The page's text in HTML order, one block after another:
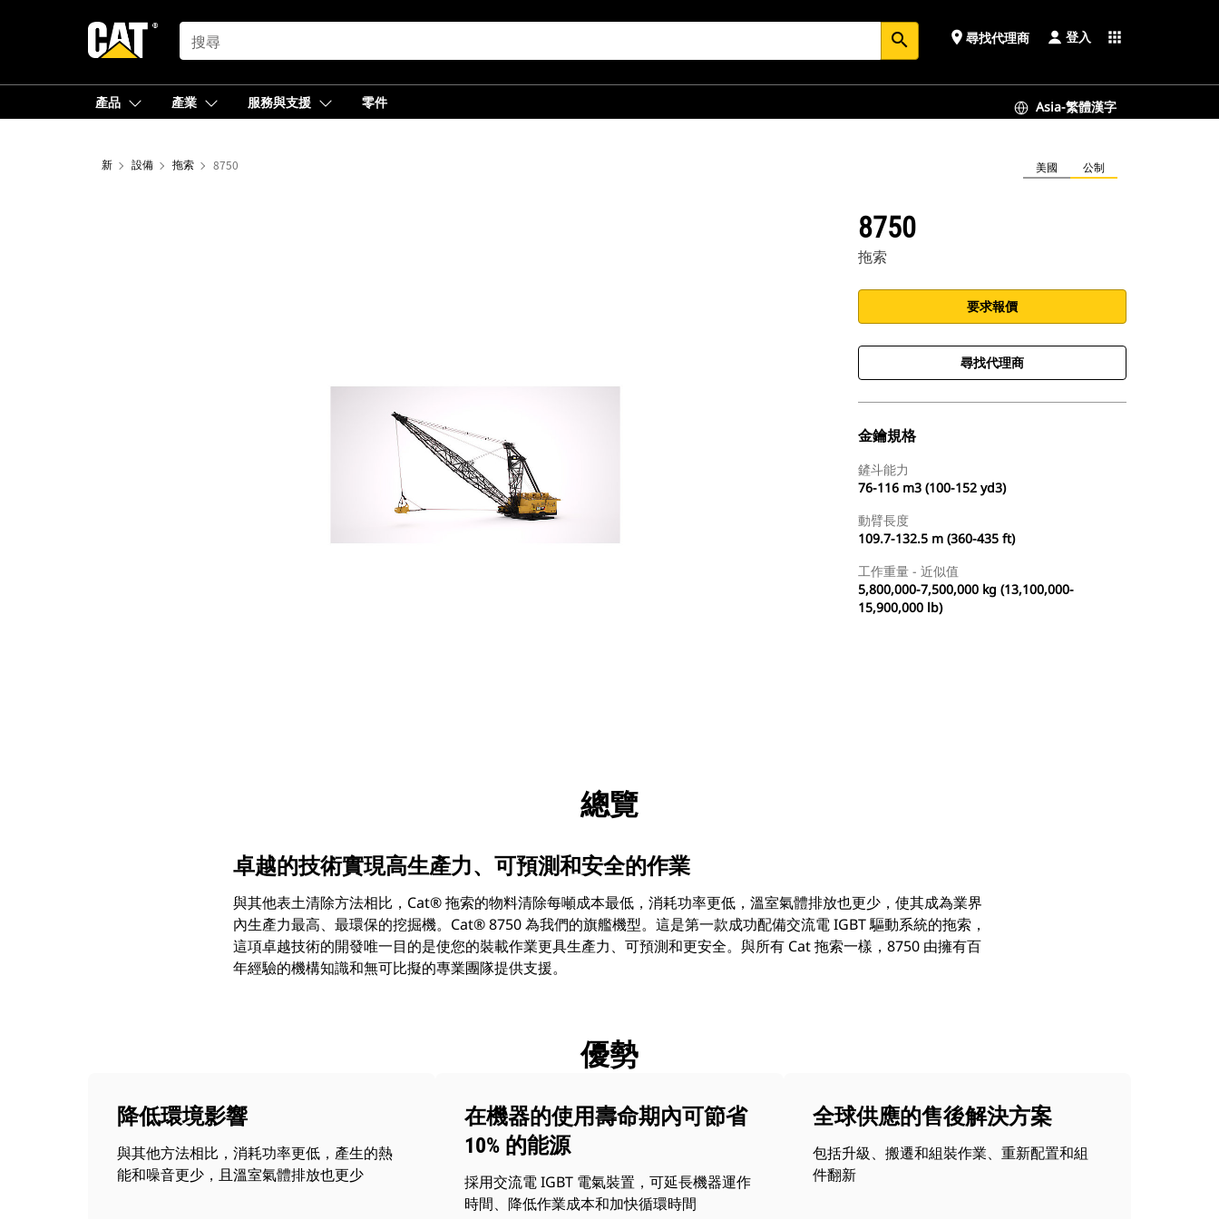
SEARCH search place 尋找代理商 登入 apps
產品 產業 服務與支援 零件 Asia-繁體漢字
新 設備 拖索 8750 美國 公制
8750
拖索
要求報價
尋找代理商
金鑰規格
鏟斗能力
76-116 m3 (100-152 yd3)
動臂長度
109.7-132.5 m (360-435 ft)
工作重量 - 近似值
5,800,000-7,500,000 kg (13,100,000-
15,900,000 lb)
導覽
總覽
卓越的技術實現高生產力、可預測和安全的作業
與其他表土清除方法相比，Cat® 拖索的物料清除每噸成本最低，消耗功率更低，溫室氣體排放也更少，使其成為業界
內生產力最高、最環保的挖掘機。Cat® 8750 為我們的旗艦機型。這是第一款成功配備交流電 IGBT 驅動系統的拖索，
這項卓越技術的開發唯一目的是使您的裝載作業更具生產力、可預測和更安全。與所有 Cat 拖索一樣，8750 由擁有百
年經驗的機構知識和無可比擬的專業團隊提供支援。
優勢
降低環境影響
與其他方法相比，消耗功率更低，產生的熱
能和噪音更少，且溫室氣體排放也更少
在機器的使用壽命期內可節省
10% 的能源
採用交流電 IGBT 電氣裝置，可延長機器運作
時間、降低作業成本和加快循環時間
全球供應的售後解決方案
包括升級、搬遷和組裝作業、重新配置和組
件翻新